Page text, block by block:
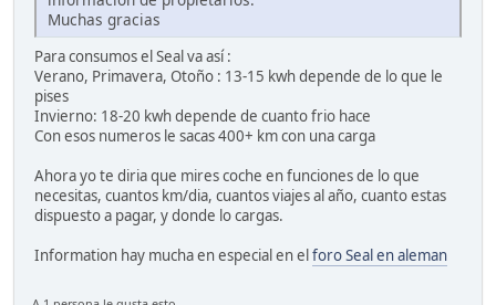
Muchas gracias
Para consumos el Seal va así :
Verano, Primavera, Otoño : 13-15 kwh depende de lo que le
pises
Invierno: 18-20 kwh depende de cuanto frio hace
Con esos numeros le sacas 400+ km con una carga
Ahora yo te diria que mires coche en funciones de lo que
necesitas, cuantos km/dia, cuantos viajes al año, cuanto estas
dispuesto a pagar, y donde lo cargas.
Information hay mucha en especial en elforo Seal en aleman